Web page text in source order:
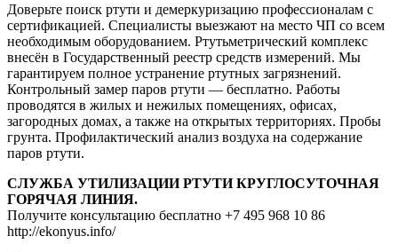
Доверьте поиск ртути и демеркуризацию профессионалам с
сертификацией. Специалисты выезжают на место ЧП со всем
необходимым оборудованием. Ртутьметрический комплекс
внесён в Государственный реестр средств измерений. Мы
гарантируем полное устранение ртутных загрязнений.
Контрольный замер паров ртути — бесплатно. Работы
проводятся в жилых и нежилых помещениях, офисах,
загородных домах, а также на открытых территориях. Пробы
грунта. Профилактический анализ воздуха на содержание
паров ртути.
CЛУЖБА УТИЛИЗАЦИИ РТУТИ КРУГЛОСУТОЧНАЯ
ГОРЯЧАЯ ЛИНИЯ.
Получите консультацию бесплатно +7 495 968 10 86
http://ekonyus.info/